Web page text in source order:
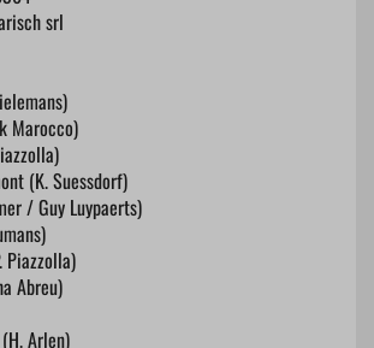
srl
Marocco)
(K. Suessdorf)
/ Guy Luypaerts)
Piazzolla)
Abreu)
Arlen)